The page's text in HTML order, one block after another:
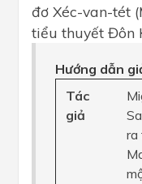
đơ Xéc-van-tét
tiểu thuyết Đôn
Hướng dẫn
Tác
giả
ra